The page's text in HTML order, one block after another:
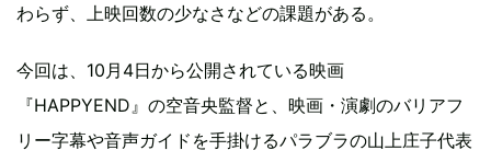
わらず、上映回数の少なさなどの課題がある。
今回は、10月4日から公開されている映画
『HAPPYEND』の空音央監督と、映画・演劇のバリアフ
リー字幕や音声ガイドを手掛けるパラブラの山上庄子代表